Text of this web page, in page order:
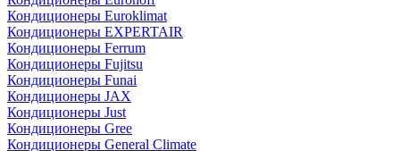
Кондиционеры Euroklimat
Кондиционеры EXPERTAIR
Кондиционеры Ferrum
Кондиционеры Fujitsu
Кондиционеры Funai
Кондиционеры JAX
Кондиционеры Just
Кондиционеры Gree
Кондиционеры General Climate